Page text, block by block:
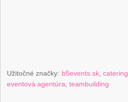
Užitočné značky: b5events.sk ,catering
eventová agentúra ,teambuilding